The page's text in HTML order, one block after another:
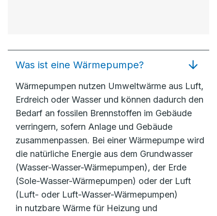
Was ist eine Wärmepumpe?
Wärmepumpen nutzen Umweltwärme aus Luft,
Erdreich oder Wasser und können dadurch den
Bedarf an fossilen Brennstoffen im Gebäude
verringern, sofern Anlage und Gebäude
zusammenpassen. Bei einer Wärmepumpe wird
die natürliche Energie aus dem Grundwasser
(Wasser-Wasser-Wärmepumpen), der Erde
(Sole-Wasser-Wärmepumpen) oder der Luft
(Luft- oder Luft-Wasser-Wärmepumpen)
in nutzbare Wärme für Heizung und